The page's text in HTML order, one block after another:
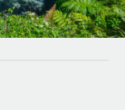
integradas para tu
IA con Remote
en tu